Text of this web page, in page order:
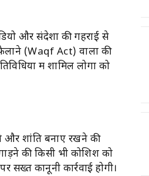
और संदेशों की गहराई से
(Waqf Act) वालों की
में शामिल लोगों को
और शांति बनाए रखने की
की किसी भी कोशिश को
सख्त कानूनी कार्रवाई होगी।